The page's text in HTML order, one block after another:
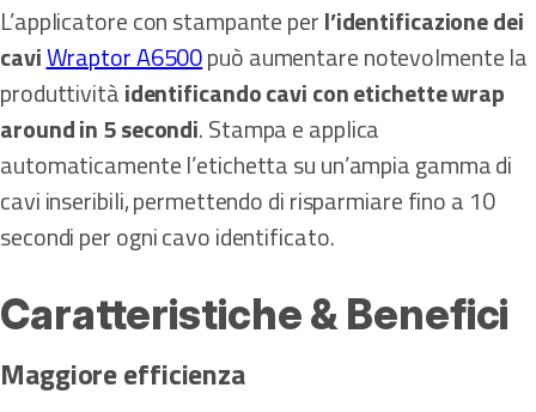
L’applicatore con stampante perl’identificazione dei
caviWraptor A6500può aumentare notevolmente la
produttivitàidentificando cavi con etichette wrap
around in 5 secondi. Stampa e applica
automaticamente l’etichetta su un’ampia gamma di
cavi inseribili, permettendo di risparmiare fino a 10
secondi per ogni cavo identificato.
Caratteristiche & Benefici
Maggiore efficienza